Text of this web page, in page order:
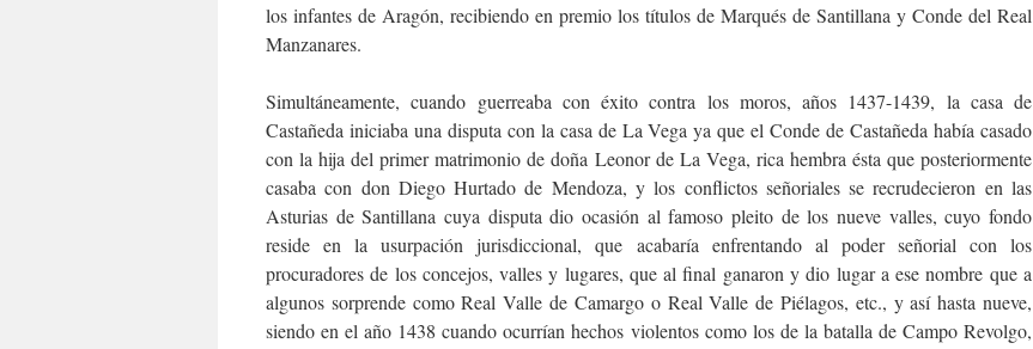
los infantes de Aragón, recibiendo en premio los títulos de Marqués de Santillana y Conde del Real
Manzanares.
Simultáneamente, cuando guerreaba con éxito contra los moros, años 1437-1439, la casa de
Castañeda iniciaba una disputa con la casa de La Vega ya que el Conde de Castañeda había casado
con la hija del primer matrimonio de doña Leonor de La Vega, rica hembra ésta que posteriormente
casaba con don Diego Hurtado de Mendoza, y los conflictos señoriales se recrudecieron en las
Asturias de Santillana cuya disputa dio ocasión al famoso pleito de los nueve valles, cuyo fondo
reside en la usurpación jurisdiccional, que acabaría enfrentando al poder señorial con los
procuradores de los concejos, valles y lugares, que al final ganaron y dio lugar a ese nombre que a
algunos sorprende como Real Valle de Camargo o Real Valle de Piélagos, etc., y así hasta nueve,
siendo en el año 1438 cuando ocurrían hechos violentos como los de la batalla de Campo Revolgo,